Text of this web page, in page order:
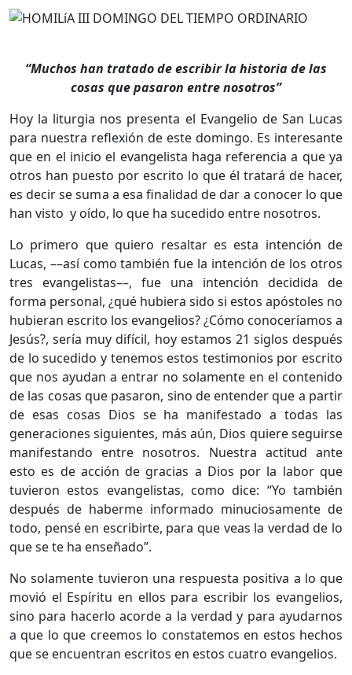
“Muchos han tratado de escribir la historia de las
cosas que pasaron entre nosotros”
Hoy la liturgia nos presenta el Evangelio de San Lucas
para nuestra reflexión de este domingo. Es interesante
que en el inicio el evangelista haga referencia a que ya
otros han puesto por escrito lo que él tratará de hacer,
es decir se suma a esa finalidad de dar a conocer lo que
han visto y oído, lo que ha sucedido entre nosotros.
Lo primero que quiero resaltar es esta intención de
Lucas, ––así como también fue la intención de los otros
tres evangelistas––, fue una intención decidida de
forma personal, ¿qué hubiera sido si estos apóstoles no
hubieran escrito los evangelios? ¿Cómo conoceríamos a
Jesús?, sería muy difícil, hoy estamos 21 siglos después
de lo sucedido y tenemos estos testimonios por escrito
que nos ayudan a entrar no solamente en el contenido
de las cosas que pasaron, sino de entender que a partir
de esas cosas Dios se ha manifestado a todas las
generaciones siguientes, más aún, Dios quiere seguirse
manifestando entre nosotros. Nuestra actitud ante
esto es de acción de gracias a Dios por la labor que
tuvieron estos evangelistas, como dice: “Yo también
después de haberme informado minuciosamente de
todo, pensé en escribirte, para que veas la verdad de lo
que se te ha enseñado”.
No solamente tuvieron una respuesta positiva a lo que
movió el Espíritu en ellos para escribir los evangelios,
sino para hacerlo acorde a la verdad y para ayudarnos
a que lo que creemos lo constatemos en estos hechos
que se encuentran escritos en estos cuatro evangelios.